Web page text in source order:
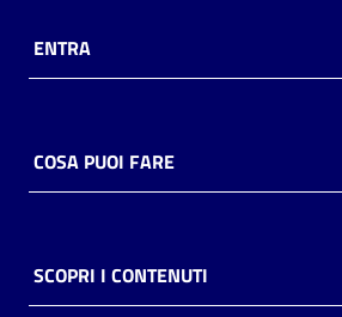
Archivio
ENTRA
COSA PUOI FARE
SCOPRI I CONTENUTI